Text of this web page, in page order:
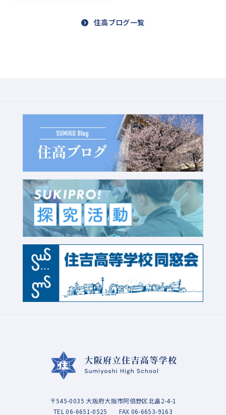
住高ブログ一覧
〒545-0035 大阪府大阪市阿倍野区北畠2-4-1
TEL06-6651-0525 FAX 06-6653-9163